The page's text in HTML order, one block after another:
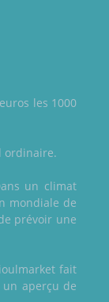
les 1000
ordinaire.
un climat
mondiale de
prévoir une
fait
aperçu de